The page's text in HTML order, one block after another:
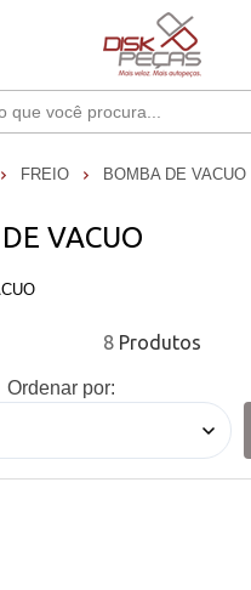
FREIO BOMBA DE VACUO
VACUO
8
Ordenar por: